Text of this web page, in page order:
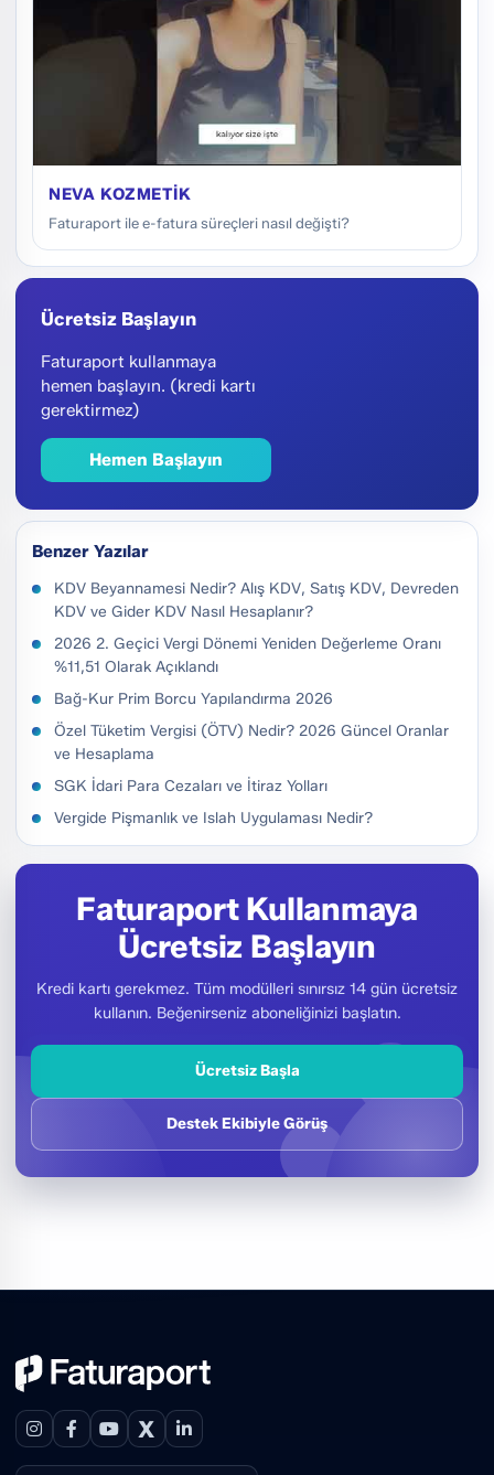
NEVA KOZMETIK
Faturaport ile e-fatura süreçleri nasıl değişti?
Ücretsiz Başlayın
Faturaport kullanmaya
hemen başlayın. (kredi kartı
gerektirmez)
Hemen Başlayın
Benzer Yazılar
KDV Beyannamesi Nedir? Alış KDV, Satış KDV, Devreden
KDV ve Gider KDV Nasıl Hesaplanır?
2026 2. Geçici Vergi Dönemi Yeniden Değerleme Oranı
%11,51 Olarak Açıklandı
Bağ-Kur Prim Borcu Yapılandırma 2026
Özel Tüketim Vergisi (ÖTV) Nedir? 2026 Güncel Oranlar
ve Hesaplama
SGK İdari Para Cezaları ve İtiraz Yolları
Vergide Pişmanlık ve Islah Uygulaması Nedir?
Faturaport Kullanmaya
Ücretsiz Başlayın
Kredi kartı gerekmez. Tüm modülleri sınırsız 14 gün ücretsiz
kullanın. Beğenirseniz aboneliğinizi başlatın.
Ücretsiz Başla
Destek Ekibiyle Görüş
X